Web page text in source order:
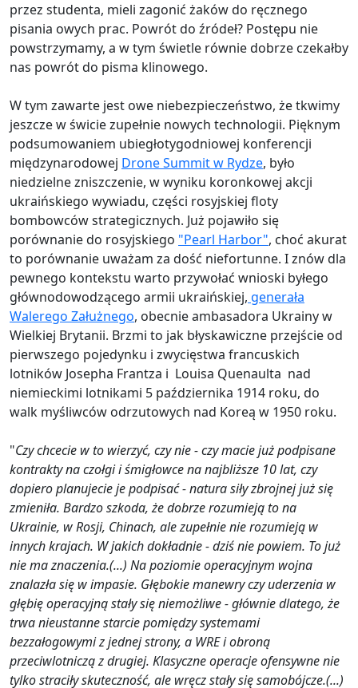
przez studenta, mieli zagonić żaków do ręcznego
pisania owych prac. Powrót do źródeł? Postępu nie
powstrzymamy, a w tym świetle równie dobrze czekałby
nas powrót do pisma klinowego.
W tym zawarte jest owe niebezpieczeństwo, że tkwimy
jeszcze w świcie zupełnie nowych technologii. Pięknym
podsumowaniem ubiegłotygodniowej konferencji
międzynarodowej Drone Summit w Rydze, było
niedzielne zniszczenie, w wyniku koronkowej akcji
ukraińskiego wywiadu, części rosyjskiej floty
bombowców strategicznych. Już pojawiło się
porównanie do rosyjskiego "Pearl Harbor", choć akurat
to porównanie uważam za dość niefortunne. I znów dla
pewnego kontekstu warto przywołać wnioski byłego
głównodowodzącego armii ukraińskiej, generała
Walerego Załużnego, obecnie ambasadora Ukrainy w
Wielkiej Brytanii. Brzmi to jak błyskawiczne przejście od
pierwszego pojedynku i zwycięstwa francuskich
lotników Josepha Frantza i Louisa Quenaulta nad
niemieckimi lotnikami 5 października 1914 roku, do
walk myśliwców odrzutowych nad Koreą w 1950 roku.
"Czy chcecie w to wierzyć, czy nie - czy macie już podpisane
kontrakty na czołgi i śmigłowce na najbliższe 10 lat, czy
dopiero planujecie je podpisać - natura siły zbrojnej już się
zmieniła. Bardzo szkoda, że dobrze rozumieją to na
Ukrainie, w Rosji, Chinach, ale zupełnie nie rozumieją w
innych krajach. W jakich dokładnie - dziś nie powiem. To już
nie ma znaczenia.(...) Na poziomie operacyjnym wojna
znalazła się w impasie. Głębokie manewry czy uderzenia w
głębię operacyjną stały się niemożliwe - głównie dlatego, że
trwa nieustanne starcie pomiędzy systemami
bezzałogowymi z jednej strony, a WRE i obroną
przeciwlotniczą z drugiej. Klasyczne operacje ofensywne nie
tylko straciły skuteczność, ale wręcz stały się samobójcze.(...)